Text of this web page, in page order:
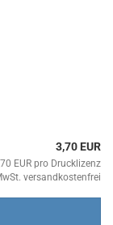
3,70 EUR
EUR pro Drucklizenz
versandkostenfrei